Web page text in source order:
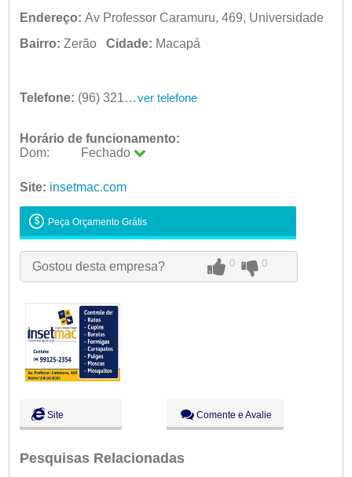
Endereço: Av Professor Caramuru, 469, Universidade
Bairro: Zerão Cidade: Macapá
Telefone: (96) 3217-3487 ver telefone
Horário de funcionamento:
Dom:
Fechado
Ter:
09:00 - 18:00
Qua:
Qui:
09:00 - 18:00
Sex:
09:00 - 18:00
Sáb:
Fechado
Site: insetmac.com
Peça Orçamento Grátis
Gostou desta empresa? 0 0
Site Comente e Avalie
Pesquisas Relacionadas